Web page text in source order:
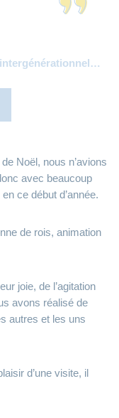
Echange intergénérationnel avec la crèche
Noël, nous n’avions
avec beaucoup
ce début d’année.
de rois, animation
joie, de l’agitation
avons réalisé de
autres et les uns
d’une visite, il